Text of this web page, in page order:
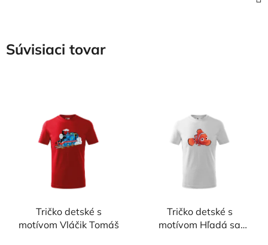
Súvisiaci tovar
Tričko detské s
motívom Vláčik Tomáš
Tričko detské s
motívom Hľadá sa